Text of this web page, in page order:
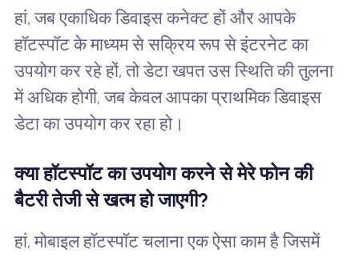
हां, जब एकाधिक डिवाइस कनेक्ट हों और आपके
हॉटस्पॉट के माध्यम से सक्रिय रूप से इंटरनेट का
उपयोग कर रहे हों, तो डेटा खपत उस स्थिति की तुलना
में अधिक होगी, जब केवल आपका प्राथमिक डिवाइस
डेटा का उपयोग कर रहा हो।
क्या हॉटस्पॉट का उपयोग करने से मेरे फोन की
बैटरी तेजी से खत्म हो जाएगी?
हां, मोबाइल हॉटस्पॉट चलाना एक ऐसा काम है जिसमें